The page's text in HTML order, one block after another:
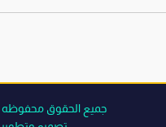
جميع الحقوق محفوظه © 2026 شركه الراجح